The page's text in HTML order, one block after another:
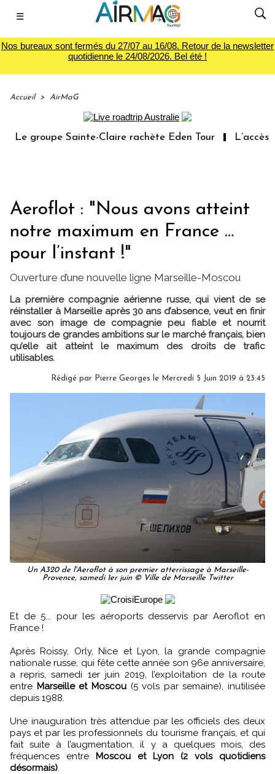
☰
Nos bureaux sont fermés du 27/07 au 16/08. Retour de la newsletter
quotidienne le 24/08/2026. Bel été !
Accueil > AirMaG
Sainte-Claire rachète Eden Tour L’accès aux
Aeroflot : "Nous avons atteint
notre maximum en France …
pour l’instant !"
Ouverture d’une nouvelle ligne Marseille-Moscou
La première compagnie aérienne russe, qui vient de se
réinstaller à Marseille après 30 ans d’absence, veut en finir
avec son image de compagnie peu fiable et nourrit
toujours de grandes ambitions sur le marché français, bien
qu’elle ait atteint le maximum des droits de trafic
utilisables.
Rédigé par Pierre Georges le Mercredi 5 Juin 2019 à 23:45
Un A320 de l'Aeroflot à son premier atterrissage à Marseille-
Provence, samedi 1er juin © Ville de Marseille Twitter
Et de 5... pour les aéroports desservis par Aeroflot en
France !
Après Roissy, Orly, Nice et Lyon, la grande compagnie
nationale russe, qui fête cette année son 96e anniversaire,
a repris, samedi 1er juin 2019, l’exploitation de la route
entre Marseille et Moscou(5 vols par semaine), inutilisée
depuis 1988.
Une inauguration très attendue par les officiels des deux
pays et par les professionnels du tourisme français, et qui
fait suite à l’augmentation, il y a quelques mois, des
fréquences entre Moscou et Lyon (2 vols quotidiens
désormais)